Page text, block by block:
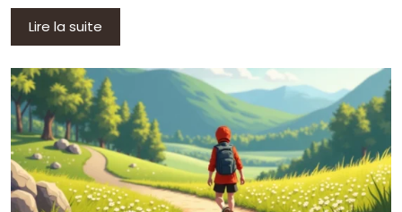
Lire la suite